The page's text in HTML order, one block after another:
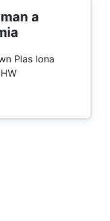
a
Plas Iona